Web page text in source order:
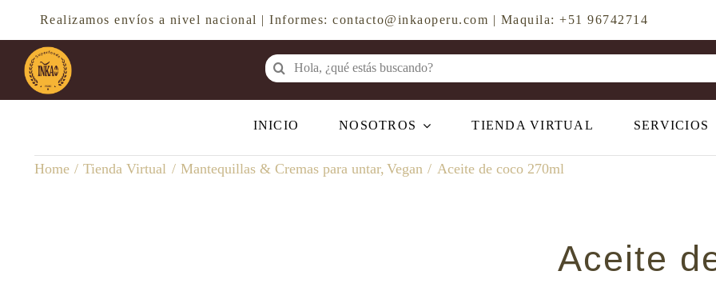
contenido
Realizamos envíos a nivel nacional | Informes: contacto@inkaoperu.com | Maquila: +51 96742714
Buscar:
INICIO NOSOTROS TIENDA VIRTUAL SERVICIOS
Home Tienda Virtual Mantequillas & Cremas para untar Vegan Aceite de coco 270ml
Aceite